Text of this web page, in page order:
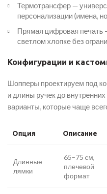
Термотрансфер —
персонализации (имена,
Прямая цифровая печать
светлом хлопке без
Конфигурации и
Шопперы проектируем под
и длины ручек до
варианты, которые чаще
Опция Описание
Длинные
лямки
65–75 см,
плечевой
формат